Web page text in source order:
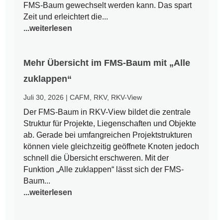
FMS-Baum gewechselt werden kann. Das spart
Zeit und erleichtert die...
...weiterlesen
Mehr Übersicht im FMS-Baum mit „Alle
zuklappen“
Juli 30, 2026 |CAFM RKV, RKV-View
Der FMS-Baum in RKV-View bildet die zentrale
Struktur für Projekte, Liegenschaften und Objekte
ab. Gerade bei umfangreichen Projektstrukturen
können viele gleichzeitig geöffnete Knoten jedoch
schnell die Übersicht erschweren. Mit der
Funktion „Alle zuklappen“ lässt sich der FMS-
Baum...
...weiterlesen